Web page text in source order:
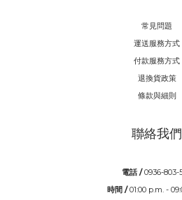
常見問題
運送服務方式
付款服務方式
退換貨政策
條款與細則
聯絡我們
電話 /0936-803-
時間 /01:00 p.m. -